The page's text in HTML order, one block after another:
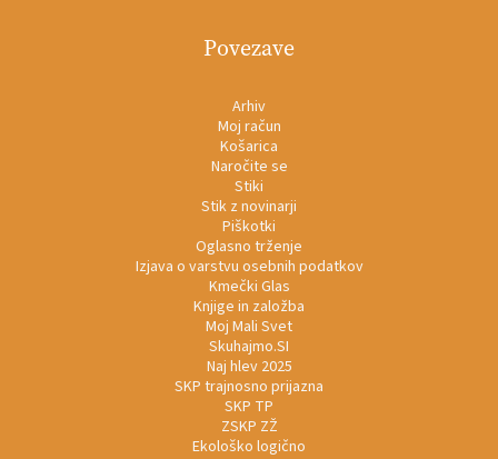
Povezave
Arhiv
Moj račun
Košarica
Naročite se
Stiki
Stik z novinarji
Piškotki
Oglasno trženje
Izjava o varstvu osebnih podatkov
Kmečki Glas
Knjige in založba
Moj Mali Svet
Skuhajmo.SI
Naj hlev 2025
SKP trajnosno prijazna
SKP TP
ZSKP ZŽ
Ekološko logično